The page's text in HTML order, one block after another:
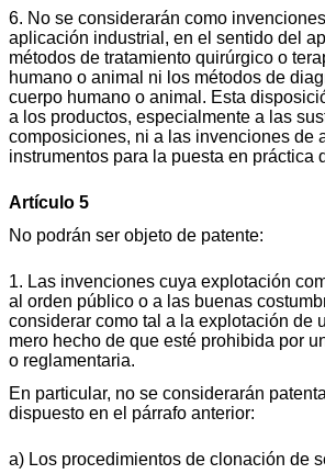
6. No se considerarán como
aplicación industrial, en el sentido del
métodos de tratamiento quirúrgico o
humano o animal ni los métodos de
cuerpo humano o animal. Esta
a los productos, especialmente a las
composiciones, ni a las invenciones de
instrumentos para la puesta en práctica
Artículo 5
No podrán ser objeto de patente:
1. Las invenciones cuya explotación
al orden público o a las buenas
considerar como tal a la explotación de
mero hecho de que esté prohibida por
o reglamentaria.
En particular, no se considerarán
dispuesto en el párrafo anterior:
a) Los procedimientos de clonación de